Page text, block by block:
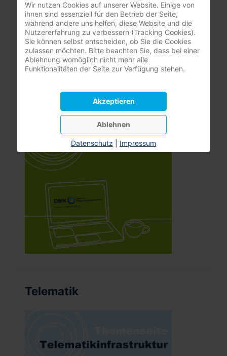
Passwort vergessen?
Benutzername vergessen?
Leistungsrechner
Telematik
Wir nutzen Cookies auf unserer Website. Einige von
ihnen sind essenziell für den Betrieb der Seite,
während andere uns helfen, diese Website und die
Nutzererfahrung zu verbessern (Tracking Cookies).
Sie können selbst entscheiden, ob Sie die Cookies
zulassen möchten. Bitte beachten Sie, dass bei einer
Ablehnung womöglich nicht mehr alle
Funktionalitäten der Seite zur Verfügung stehen.
Akzeptieren
Ablehnen
Datenschutz Impressum